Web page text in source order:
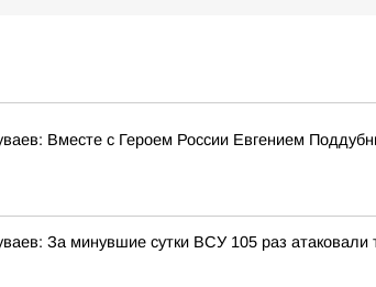
Вместе с Героем России Евгением
За минувшие сутки ВСУ 105 раз атаковали